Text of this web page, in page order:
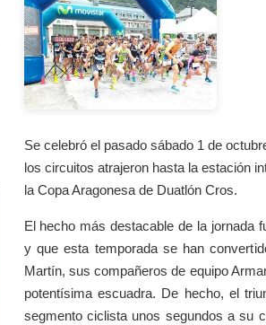
Se celebró el pasado sábado 1 de
los circuitos atrajeron hasta la estación
la Copa Aragonesa de Duatlón Cros.
El hecho más destacable de la jornada
y que esta temporada se han
Martín, sus compañeros de equipo
potentísima escuadra. De hecho, el
segmento ciclista unos segundos a su